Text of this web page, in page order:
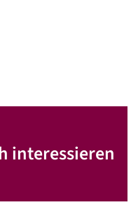
interessieren